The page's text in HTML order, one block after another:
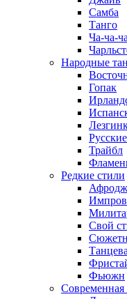
Самба
Танго
Ча-ча-ча
Народные
Гопак
Трайбл
Редкие стили
Свой
Фьюжн
Современная